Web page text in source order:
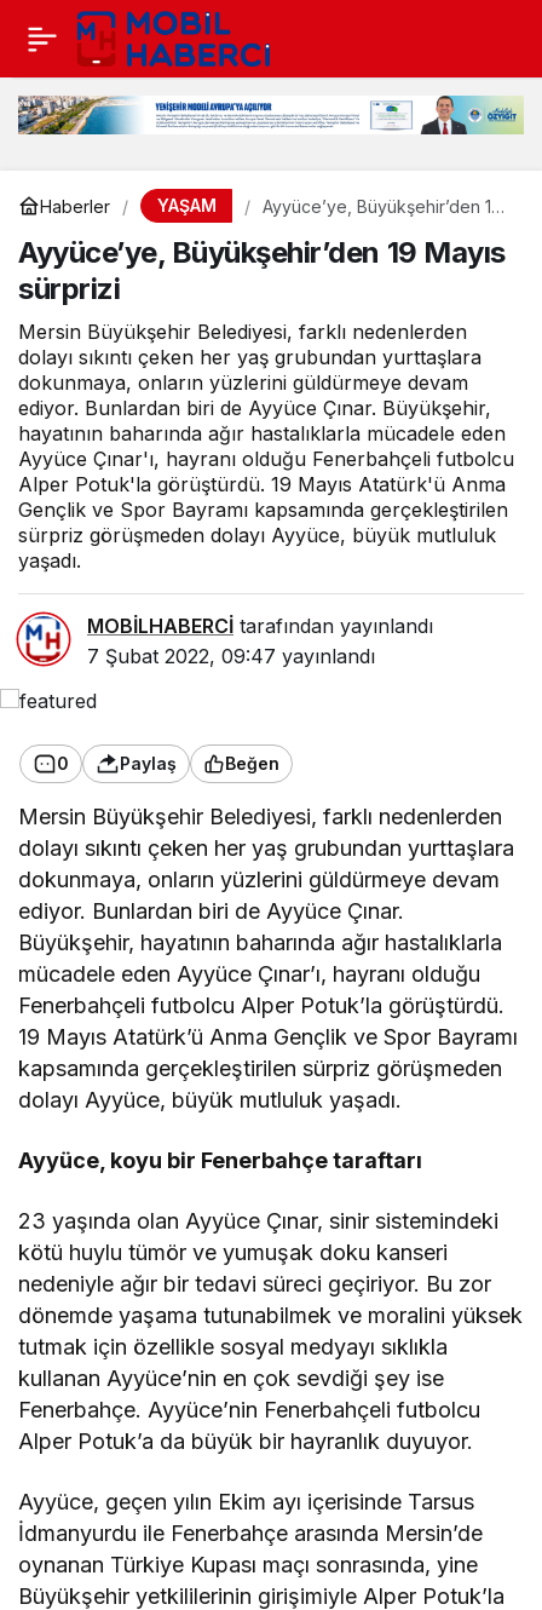
Haberler YAŞAM
Ayyüce’ye, Büyükşehir’den 19
Ayyüce’ye, Büyükşehir’den 19 Mayıs
sürprizi
Mersin Büyükşehir Belediyesi, farklı nedenlerden
dolayı sıkıntı çeken her yaş grubundan yurttaşlara
dokunmaya, onların yüzlerini güldürmeye devam
ediyor. Bunlardan biri de Ayyüce Çınar. Büyükşehir,
hayatının baharında ağır hastalıklarla mücadele eden
Ayyüce Çınar'ı, hayranı olduğu Fenerbahçeli futbolcu
Alper Potuk'la görüştürdü. 19 Mayıs Atatürk'ü Anma
Gençlik ve Spor Bayramı kapsamında gerçekleştirilen
sürpriz görüşmeden dolayı Ayyüce, büyük mutluluk
yaşadı.
MOBİLHABERCİ tarafından yayınlandı
7 Şubat 2022, 09:47 yayınlandı
0 Paylaş Beğen
Mersin Büyükşehir Belediyesi, farklı nedenlerden
dolayı sıkıntı çeken her yaş grubundan yurttaşlara
dokunmaya, onların yüzlerini güldürmeye devam
ediyor. Bunlardan biri de Ayyüce Çınar.
Büyükşehir, hayatının baharında ağır hastalıklarla
mücadele eden Ayyüce Çınar’ı, hayranı olduğu
Fenerbahçeli futbolcu Alper Potuk’la görüştürdü.
19 Mayıs Atatürk’ü Anma Gençlik ve Spor Bayramı
kapsamında gerçekleştirilen sürpriz görüşmeden
dolayı Ayyüce, büyük mutluluk yaşadı.
Ayyüce, koyu bir Fenerbahçe taraftarı
23 yaşında olan Ayyüce Çınar, sinir sistemindeki
kötü huylu tümör ve yumuşak doku kanseri
nedeniyle ağır bir tedavi süreci geçiriyor. Bu zor
dönemde yaşama tutunabilmek ve moralini yüksek
tutmak için özellikle sosyal medyayı sıklıkla
kullanan Ayyüce’nin en çok sevdiği şey ise
Fenerbahçe. Ayyüce’nin Fenerbahçeli futbolcu
Alper Potuk’a da büyük bir hayranlık duyuyor.
Ayyüce, geçen yılın Ekim ayı içerisinde Tarsus
İdmanyurdu ile Fenerbahçe arasında Mersin’de
oynanan Türkiye Kupası maçı sonrasında, yine
Büyükşehir yetkililerinin girişimiyle Alper Potuk’la